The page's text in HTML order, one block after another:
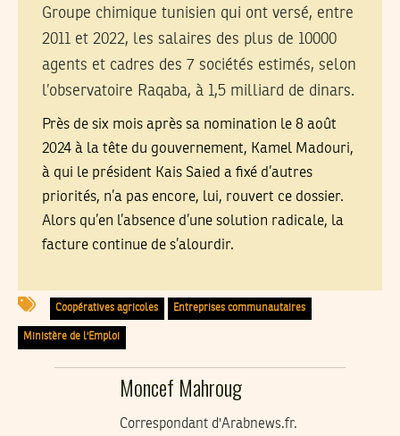
Groupe chimique tunisien qui ont versé, entre
2011 et 2022, les salaires des plus de 10000
agents et cadres des 7 sociétés estimés, selon
l’observatoire Raqaba, à 1,5 milliard de dinars.
Près de six mois après sa nomination le 8 août
2024 à la tête du gouvernement, Kamel Madouri,
à qui le président Kais Saied a fixé d’autres
priorités, n’a pas encore, lui, rouvert ce dossier.
Alors qu’en l’absence d’une solution radicale, la
facture continue de s’alourdir.
Coopératives agricoles Entreprises communautaires
Ministère de l'Emploi
Moncef Mahroug
Correspondant d'Arabnews.fr.